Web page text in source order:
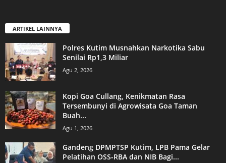
ARTIKEL LAINNYA
Polres Kutim Musnahkan Narkotika Sabu
Senilai Rp1,3 Miliar
Agu 2, 2026
Kopi Goa Cullang, Kenikmatan Rasa
Tersembunyi di Agrowisata Goa Taman
Buah...
Agu 1, 2026
Gandeng DPMPTSP Kutim, LPB Pama Gelar
Pelatihan OSS-RBA dan NIB Bagi...